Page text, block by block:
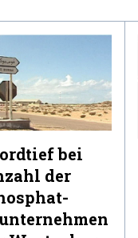
bei
der